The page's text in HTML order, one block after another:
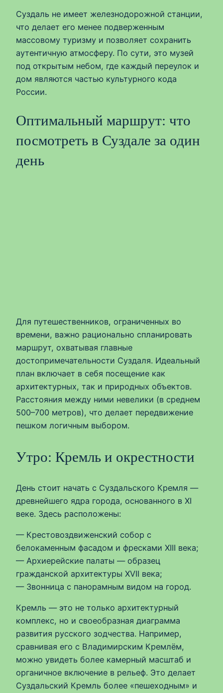
Суздаль не имеет железнодорожной станции,
что делает его менее подверженным
массовому туризму и позволяет сохранить
аутентичную атмосферу. По сути, это музей
под открытым небом, где каждый переулок и
дом являются частью культурного кода
России.
Оптимальный маршрут: что
посмотреть в Суздале за один
день
Для путешественников, ограниченных во
времени, важно рационально спланировать
маршрут, охватывая главные
достопримечательности Суздаля. Идеальный
план включает в себя посещение как
архитектурных, так и природных объектов.
Расстояния между ними невелики (в среднем
500–700 метров), что делает передвижение
пешком логичным выбором.
Утро: Кремль и окрестности
День стоит начать с Суздальского Кремля —
древнейшего ядра города, основанного в XI
веке. Здесь расположены:
— Крестовоздвиженский собор с
белокаменным фасадом и фресками XIII века;
— Архиерейские палаты — образец
гражданской архитектуры XVII века;
— Звонница с панорамным видом на город.
Кремль — это не только архитектурный
комплекс, но и своеобразная диаграмма
развития русского зодчества. Например,
сравнивая его с Владимирским Кремлём,
можно увидеть более камерный масштаб и
органичное включение в рельеф. Это делает
Суздальский Кремль более «пешеходным» и